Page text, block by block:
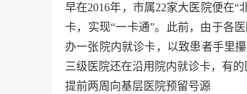
早在2016年，市属22家大医院便在
卡，实现“一卡通”。此前，由于各
办一张院内就诊卡，以致患者手里
三级医院还在沿用院内就诊卡，有
提前两周向基层医院预留号源